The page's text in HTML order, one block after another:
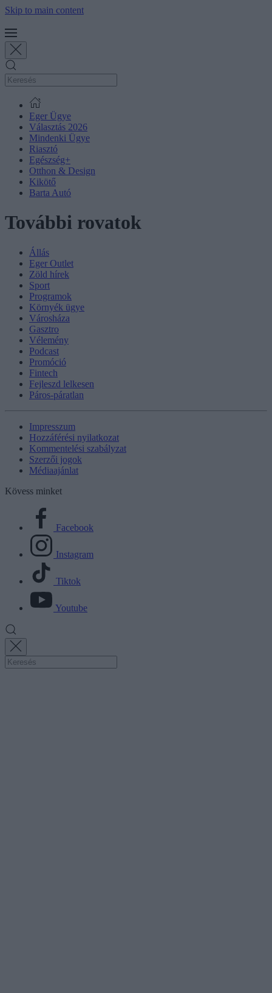
Skip to main content
Eger Ügye
Választás 2026
Mindenki Ügye
Riasztó
Egészség+
Otthon & Design
Kikötő
Barta Autó
További rovatok
Állás
Eger Outlet
Zöld hírek
Sport
Programok
Környék ügye
Városháza
Gasztro
Vélemény
Podcast
Promóció
Fintech
Fejleszd lelkesen
Páros-páratlan
Impresszum
Hozzáférési nyilatkozat
Kommentelési szabályzat
Szerzői jogok
Médiaajánlat
Kövess minket
Facebook
Instagram
Tiktok
Youtube